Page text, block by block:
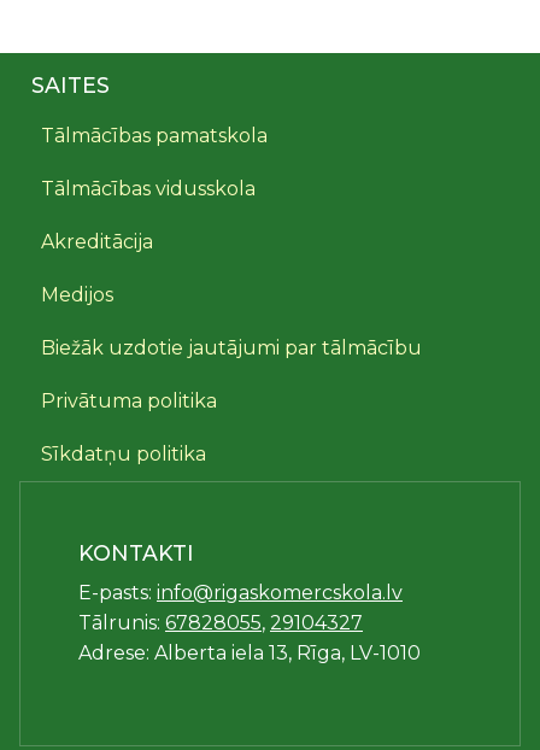
SAITES
Tālmācības pamatskola
Tālmācības vidusskola
Akreditācija
Medijos
Biežāk uzdotie jautājumi par tālmācību
Privātuma politika
Sīkdatņu politika
KONTAKTI
E-pasts: info@rigaskomercskola.lv
Tālrunis: 67828055, 29104327
Adrese: Alberta iela 13, Rīga, LV-1010